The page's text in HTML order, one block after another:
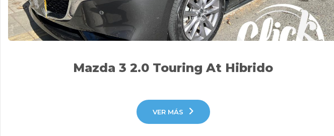
Mazda 3 2.0 Touring At Hibrido
VER MÁS